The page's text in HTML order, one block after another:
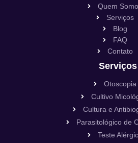
Quem
Serviços
Blog
FAQ
Contato
Serviços
Otoscopia
Cultivo
Cultura e
Parasitológico de
Teste